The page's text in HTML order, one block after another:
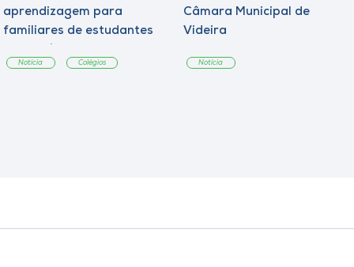
aprendizagem para
familiares de estudantes
Notícia Colégios
Câmara Municipal de
Videira
Notícia